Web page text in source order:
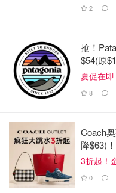
2
抢！
$54(原
夏促在
8
Coach
降$63)！
3折起！
0